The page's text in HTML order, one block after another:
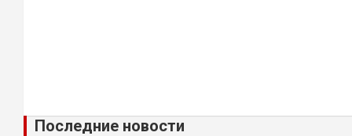
Последние новости